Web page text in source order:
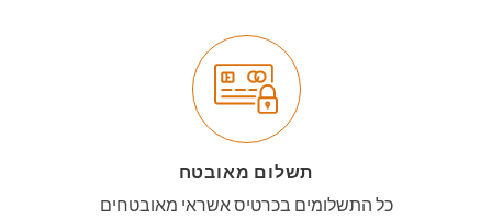
תשלום מאובטח
כל התשלומים בכרטיס אשראי מאובטחים